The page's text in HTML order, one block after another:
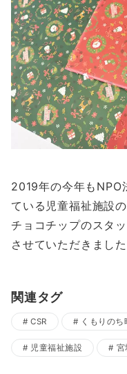
2019年の今年もNPO
ている児童福祉施設
チョコチップのスタ
させていただきました
関連タグ
CSR くもりのち
児童福祉施設 宮